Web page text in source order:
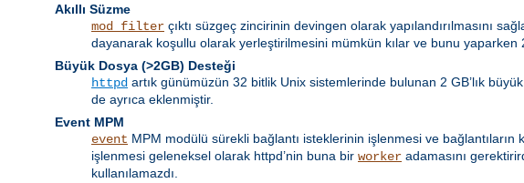
Akıllı Süzme
mod_filter çıktı süzgeç zincirinin devingen olarak yapılandırılmasını
dayanarak koşullu olarak yerleştirilmesini mümkün kılar ve bunu yaparken
Büyük Dosya (>2GB) Desteği
httpd artık günümüzün 32 bitlik Unix sistemlerinde bulunan 2 GB’lık
de ayrıca eklenmiştir.
Event MPM
event MPM modülü sürekli bağlantı isteklerinin işlenmesi ve
işlenmesi geleneksel olarak httpd’nin buna bir worker adamasını
kullanılamazdı.